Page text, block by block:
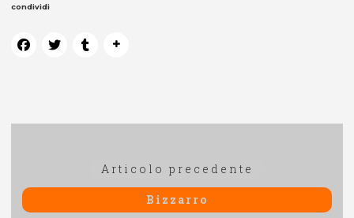
condividi
Articolo precedente
precedente:
Bizzarro